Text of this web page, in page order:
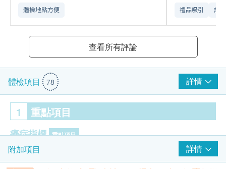
體檢地點方便 禮品吸引 訂
查看所有評論
體檢項目 78 詳情
1 重點項目
癌症指標 重點項目
甲種胎蛋白 (肝癌)
附加項目 詳情